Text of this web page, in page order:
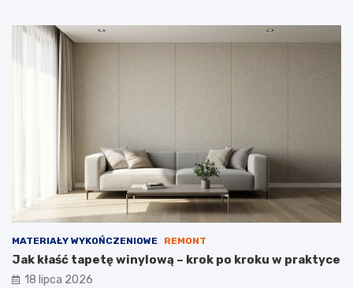
MATERIAŁY WYKOŃCZENIOWE REMONT
Jak kłaść tapetę winylową – krok po kroku w praktyce
18 lipca 2026